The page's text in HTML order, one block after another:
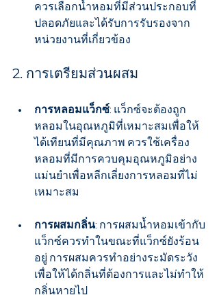
ควรเลือกน้ำหอมที่มีส่วนประกอบที่
ปลอดภัยและได้รับการรับรองจาก
หน่วยงานที่เกี่ยวข้อง
2. การเตรียมส่วนผสม
การหลอมแว็กซ์: แว็กซ์จะต้องถูก
หลอมในอุณหภูมิที่เหมาะสมเพื่อให้
ได้เทียนที่มีคุณภาพ ควรใช้เครื่อง
หลอมที่มีการควบคุมอุณหภูมิอย่าง
แม่นยำเพื่อหลีกเลี่ยงการหลอมที่ไม่
เหมาะสม
การผสมกลิ่น: การผสมน้ำหอมเข้ากับ
แว็กซ์ควรทำในขณะที่แว็กซ์ยังร้อน
อยู่ การผสมควรทำอย่างระมัดระวัง
เพื่อให้ได้กลิ่นที่ต้องการและไม่ทำให้
กลิ่นหายไป